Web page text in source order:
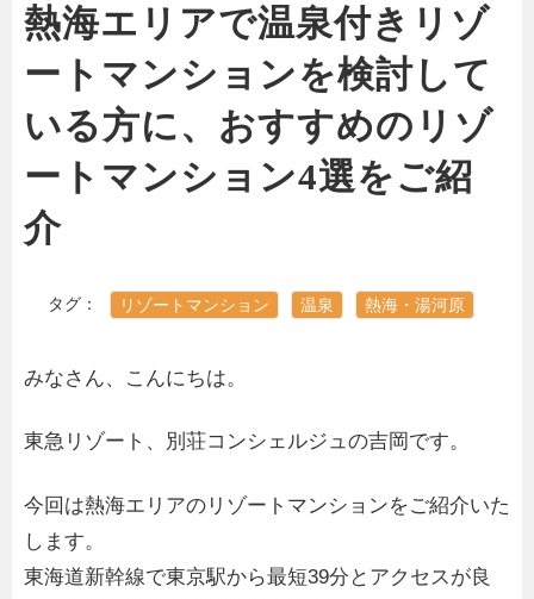
熱海エリアで温泉付きリゾ
ートマンションを検討して
いる方に、おすすめのリゾ
ートマンション4選をご紹
介
タグ： リゾートマンション 温泉 熱海・湯河原
みなさん、こんにちは。
東急リゾート、別荘コンシェルジュの吉岡です。
今回は熱海エリアのリゾートマンションをご紹介いた
します。
東海道新幹線で東京駅から最短39分とアクセスが良